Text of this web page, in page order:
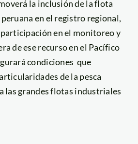
la inclusión de la flota
en el registro regional,
en el monitoreo y
de ese recurso en el Pacífico
condiciones que
de la pesca
las grandes flotas industriales